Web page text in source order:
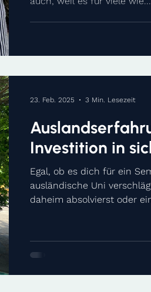
Investition in
Egal, ob es dich für ein
ausländische Uni
daheim absolvierst oder
23. Feb. 2025 3 Min. Lesezeit